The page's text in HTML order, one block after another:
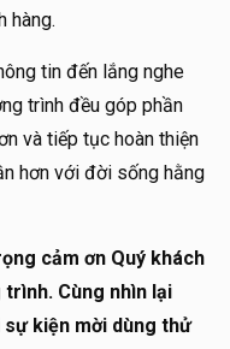
hàng.
tin đến lắng nghe
trình đều góp phần
và tiếp tục hoàn thiện
hơn với đời sống hằng
cảm ơn Quý khách
Cùng nhìn lại
kiện mời dùng thử